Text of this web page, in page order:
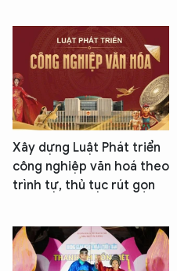
Xây dựng Luật Phát triển
công nghiệp văn hoá theo
trình tự, thủ tục rút gọn